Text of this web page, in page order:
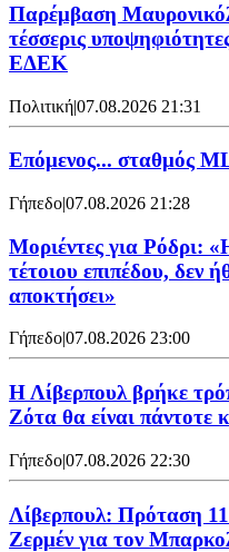
Παρέμβαση
τέσσερις
ΕΔΕΚ
Πολιτική|07.08.2026 21:31
Επόμενος... σταθμός
Γήπεδο|07.08.2026 21:28
Μοριέντες για Ρόδρι:
τέτοιου επιπέδου, δεν
αποκτήσει»
Γήπεδο|07.08.2026 23:00
Η Λίβερπουλ βρήκε
Ζότα θα είναι πάντοτε
Γήπεδο|07.08.2026 22:30
Λίβερπουλ: Πρόταση
Ζερμέν για τον